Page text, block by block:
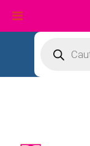
conținut
search